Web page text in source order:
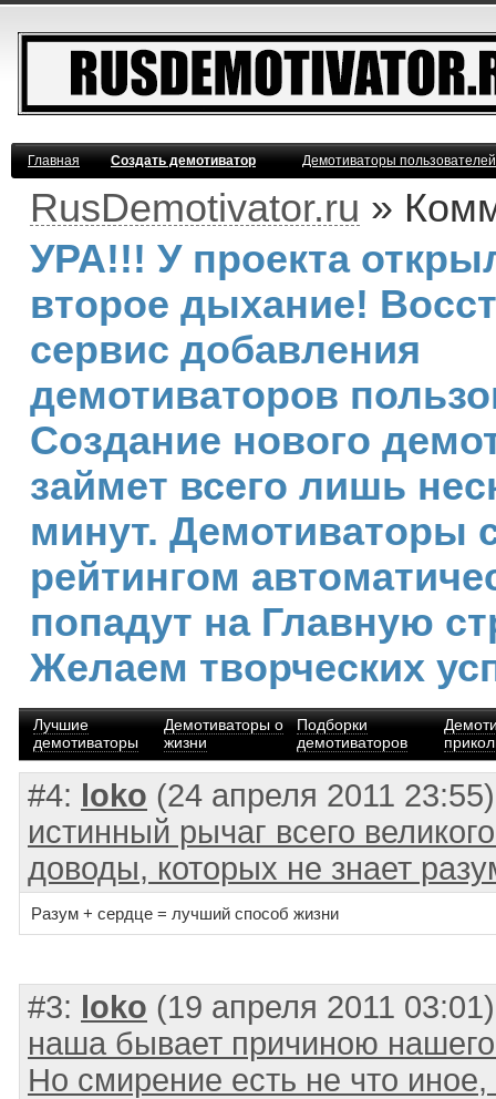
Главная Создать демотиватор Демотиваторы
RusDemotivator.ru »
УРА!!! У проекта
второе дыхание!
сервис добавления
демотиваторов
Создание нового
займет всего лишь
минут. Демотиваторы
рейтингом
попадут на Главную
Желаем творческих
Лучшие
демотиваторы
Демотиваторы о
жизни
Подборки
демотиваторов
#4: loko (24 апреля 2011
истинный рычаг всего
доводы, которых не знает
Разум + сердце = лучший способ жизни
#3: loko (19 апреля 2011
наша бывает причиною
Но смирение есть не что иное,